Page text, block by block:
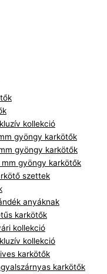
kollekció
gyöngy karkötők
gyöngy karkötők
mm gyöngy karkötők
szettek
anyáknak
karkötők
kollekció
kollekció
karkötők
karkötők